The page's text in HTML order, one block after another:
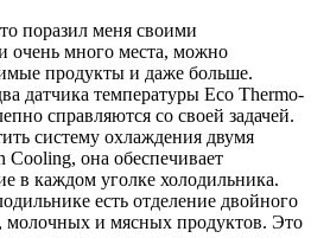
поразил меня своими
очень много места, можно
продукты и даже больше.
датчика температуры Eco Thermo-
справляются со своей задачей.
систему охлаждения двумя
Cooling, она обеспечивает
в каждом уголке холодильника.
есть отделение двойного
молочных и мясных продуктов. Это